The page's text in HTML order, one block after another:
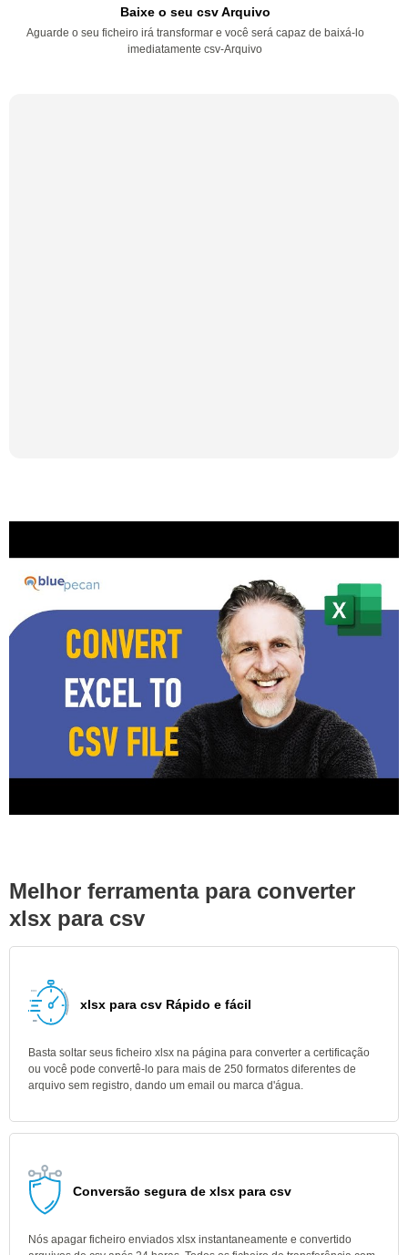
Baixe o seu csv Arquivo
Aguarde o seu ficheiro irá transformar e você será capaz de baixá-lo
imediatamente csv-Arquivo
Melhor ferramenta para converter
xlsx para csv
xlsx para csv Rápido e fácil
Basta soltar seus ficheiro xlsx na página para converter a certificação
ou você pode convertê-lo para mais de 250 formatos diferentes de
arquivo sem registro, dando um email ou marca d'água.
Conversão segura de xlsx para csv
Nós apagar ficheiro enviados xlsx instantaneamente e convertido